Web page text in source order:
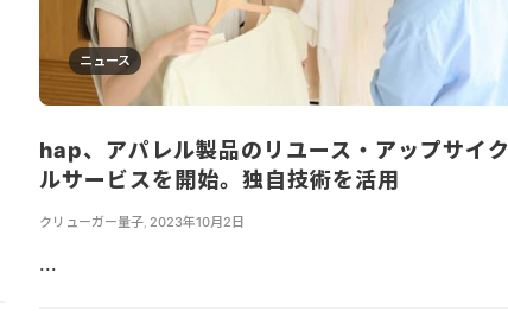
ニュース
hap、アパレル製品のリユース・アップサイク
ルサービスを開始。独自技術を活用
クリューガー量子 2023年10月2日
...